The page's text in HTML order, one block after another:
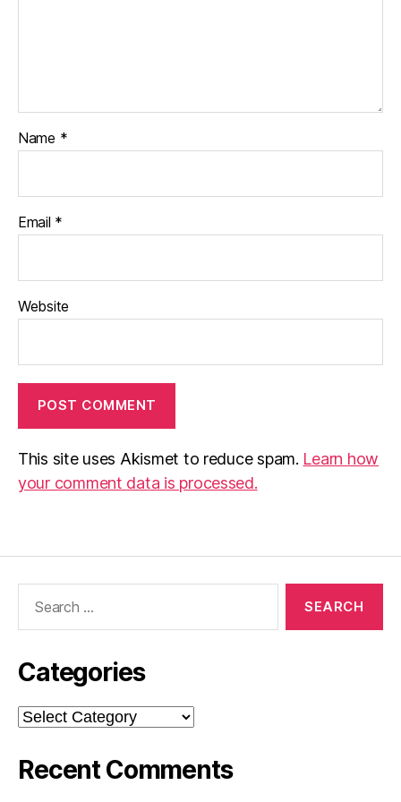
Name *
Email *
Website
This site uses Akismet to reduce spam. Learn how
your comment data is processed.
Categories
Categories
Recent Comments